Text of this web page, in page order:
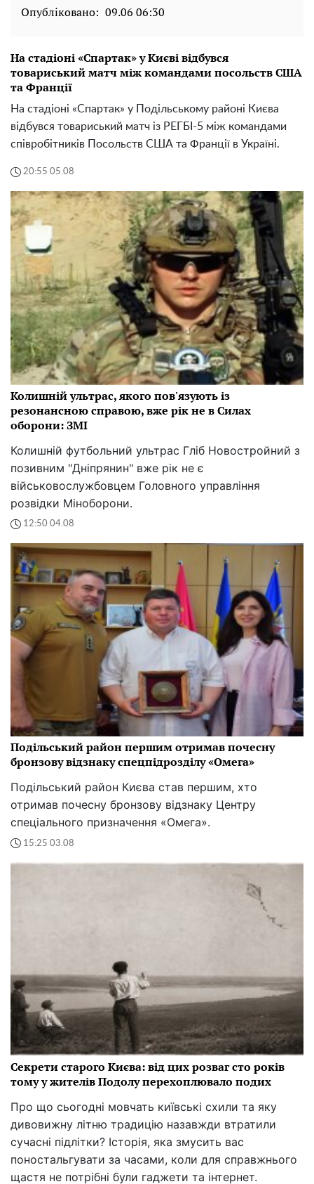
Опубліковано: 09.06 06:30
На стадіоні «Спартак» у Києві відбувся
товариський матч між командами посольств США
та Франції
На стадіоні «Спартак» у Подільському районі Києва
відбувся товариський матч із РЕГБІ-5 між командами
співробітників Посольств США та Франції в Україні.
20:55 05.08
Колишній ультрас, якого пов'язують із
резонансною справою, вже рік не в Силах
оборони: ЗМІ
Колишній футбольний ультрас Гліб Новостройний з
позивним "Дніпрянин" вже рік не є
військовослужбовцем Головного управління
розвідки Міноборони.
12:50 04.08
Подільський район першим отримав почесну
бронзову відзнаку спецпідрозділу «Омега»
Подільський район Києва став першим, хто
отримав почесну бронзову відзнаку Центру
спеціального призначення «Омега».
15:25 03.08
Секрети старого Києва: від цих розваг сто років
тому у жителів Подолу перехоплювало подих
Про що сьогодні мовчать київські схили та яку
дивовижну літню традицію назавжди втратили
сучасні підлітки? Історія, яка змусить вас
поностальгувати за часами, коли для справжнього
щастя не потрібні були гаджети та інтернет.